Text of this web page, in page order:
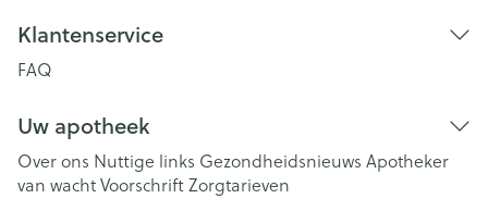
Klantenservice
FAQ
Uw apotheek
Over ons Nuttige links Gezondheidsnieuws Apotheker
van wachtVoorschriftZorgtarieven